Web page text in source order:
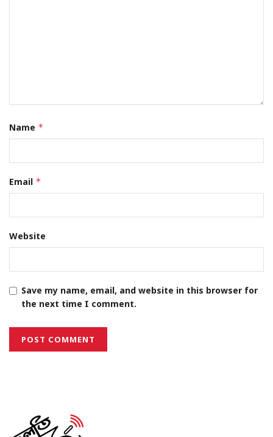
Save my name, email, and website in this browser for